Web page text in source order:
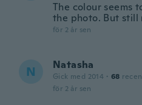
The colour seems
the photo. But still
för 2 år sen
N Natasha
Gick med 2014 · 68
för 2 år sen